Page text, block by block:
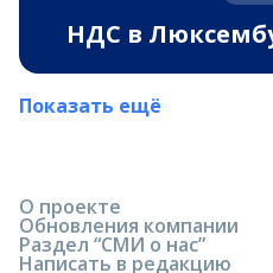
НДС в
Показать ещё
О проекте
Обновления компании
Раздел “СМИ о нас”
Написать в редакцию